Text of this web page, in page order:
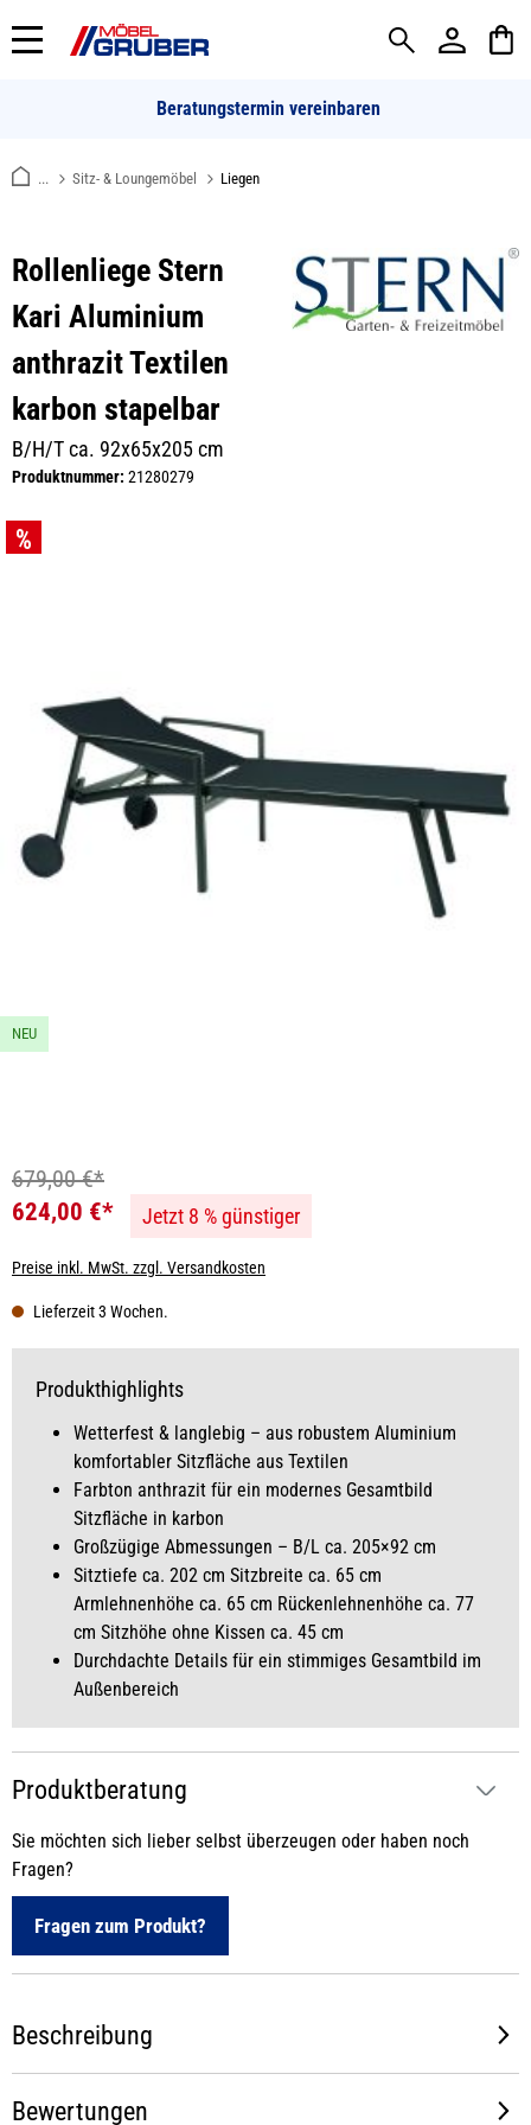
springen
Beratungstermin vereinbaren
... Sitz- & Loungemöbel Liegen
Rollenliege Stern
Kari Aluminium
anthrazit Textilen
karbon stapelbar
B/H/T ca. 92x65x205 cm
Produktnummer: 21280279
Bildergalerie überspringen
NEU
Produkthighlights
Wetterfest & langlebig – aus robustem Aluminium
komfortabler Sitzfläche aus Textilen
Farbton anthrazit für ein modernes Gesamtbild
Sitzfläche in karbon
Großzügige Abmessungen – B/L ca. 205×92 cm
Sitztiefe ca. 202 cm Sitzbreite ca. 65 cm
Armlehnenhöhe ca. 65 cm Rückenlehnenhöhe ca. 77
cm Sitzhöhe ohne Kissen ca. 45 cm
Durchdachte Details für ein stimmiges Gesamtbild im
Außenbereich
679,00 €*
624,00 €*
Jetzt 8 % günstiger
Preise inkl. MwSt. zzgl. Versandkosten
Lieferzeit 3 Wochen.
Produktberatung
Sie möchten sich lieber selbst überzeugen oder haben noch
Fragen?
Fragen zum Produkt?
Beschreibung
Bewertungen